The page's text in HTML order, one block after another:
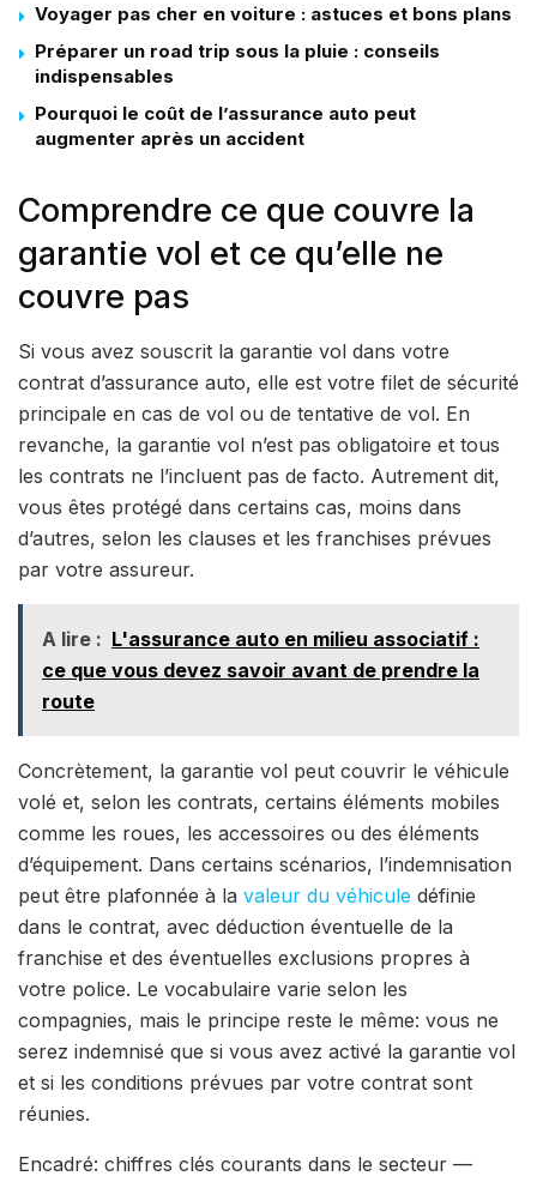
Voyager pas cher en voiture : astuces et bons plans
Préparer un road trip sous la pluie : conseils
indispensables
Pourquoi le coût de l’assurance auto peut
augmenter après un accident
Comprendre ce que couvre la
garantie vol et ce qu’elle ne
couvre pas
Si vous avez souscrit la garantie vol dans votre
contrat d’assurance auto, elle est votre filet de sécurité
principale en cas de vol ou de tentative de vol. En
revanche, la garantie vol n’est pas obligatoire et tous
les contrats ne l’incluent pas de facto. Autrement dit,
vous êtes protégé dans certains cas, moins dans
d’autres, selon les clauses et les franchises prévues
par votre assureur.
A lire : L'assurance auto en milieu associatif :
ce que vous devez savoir avant de prendre la
route
Concrètement, la garantie vol peut couvrir le véhicule
volé et, selon les contrats, certains éléments mobiles
comme les roues, les accessoires ou des éléments
d’équipement. Dans certains scénarios, l’indemnisation
peut être plafonnée à la valeur du véhicule définie
dans le contrat, avec déduction éventuelle de la
franchise et des éventuelles exclusions propres à
votre police. Le vocabulaire varie selon les
compagnies, mais le principe reste le même: vous ne
serez indemnisé que si vous avez activé la garantie vol
et si les conditions prévues par votre contrat sont
réunies.
Encadré: chiffres clés courants dans le secteur —